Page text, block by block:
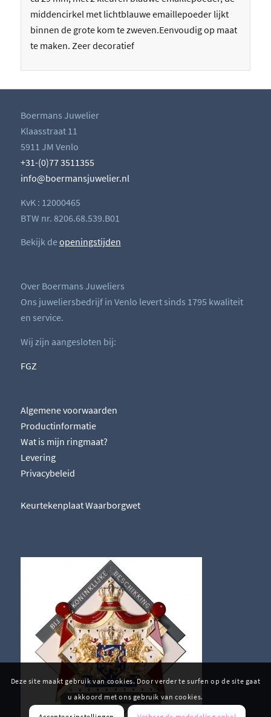
middencirkel met lichtblauwe emaillepoeder lijkt
binnen de grote kom te zweven.Eenvoudig op maat
te maken. Zeer decoratief
Boermans Juwelier
Klaasstraat 11
5911 JM Venlo
+31-(0)77 3511355
info@boermansjuwelier.nl
KvK : 12000465
BTW nr. 8206.68.539.B01
Bekijk deopeningstijden
Over Boermans Juweliers
Ons juweliersbedrijf in Venlo levert sinds 1795 kwaliteit
en service.
Wij zijn aangesloten bij:
FGZ
Algemene voorwaarden
Productinformatie
Wat is mijn ringmaat?
Levering
Privacybeleid
Keurtekenplaat Waarborgwet
Deze site maakt gebruik van cookies. Door verder te surfen op de site gaat
u akkoord met ons gebruik van cookies.